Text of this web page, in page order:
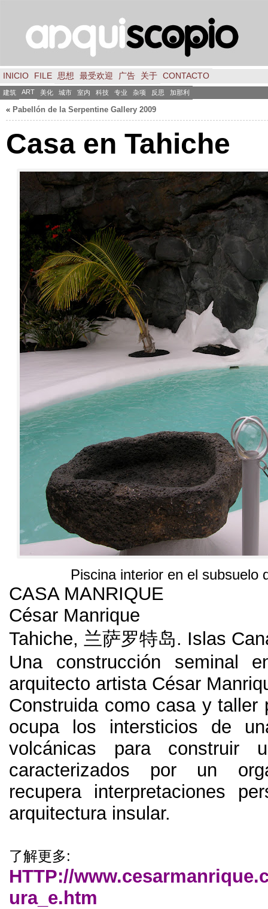
INICIO FILE 思想 最受欢迎 广告 关于 CONTACTO
建筑 ART 美化 城市 室内 科技 专业 杂项 反思 加那利
« Pabellón de la Serpentine Gallery 2009
Casa en Tahiche
Piscina interior en el subsuelo
CASA MANRIQUE
César Manrique
Tahiche, 兰萨罗特岛. Islas
Una construcción seminal
arquitecto artista César
Construida como casa y taller
ocupa los intersticios de
volcánicas para construir
caracterizados por un
recupera interpretaciones
arquitectura insular.
了解更多:
HTTP://
ura_e.htm